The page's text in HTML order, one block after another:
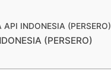
INDONESIA (PERSERO)
(PERSERO)